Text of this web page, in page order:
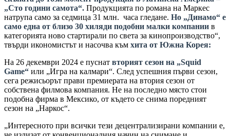
„Сто години самота“. Продукцията по романа на Маркес
натрупа само за седмица 31 млн. часа гледане. Но „Динамо“ е
само една от близо 30 хиляди подобни малки компании в
категорията ново стартирали по света за кинопроизводство“,
твърди икономистът и насочва към хита от Южна Корея:
На 26 декември 2024 е пуснат вторият сезон на „Squid
Game“ или „Игра на калмари“. След успешния първи сезон,
сега режисьорът прави премиерата на втория сезон от
собствена филмова компания. Не на последно място стои
подобна фирма в Мексико, от където се снима поредният
сезон на „Наркос“.
„Интересното при всички тези децентрализирани компании е,